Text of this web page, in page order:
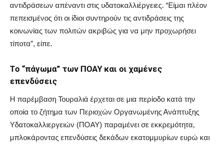
αντιδράσεων απέναντι στις υδατοκαλλιέργειες. “Είμαι πλέον
πεπεισμένος ότι οι ίδιοι συντηρούν τις αντιδράσεις της
κοινωνίας των πολιτών ακριβώς για να μην προχωρήσει
τίποτα”, είπε.
Το “πάγωμα” των ΠΟΑΥ και οι χαμένες
επενδύσεις
Η παρέμβαση Τουραλιά έρχεται σε μια περίοδο κατά την
οποία το ζήτημα των Περιοχών Οργανωμένης Ανάπτυξης
Υδατοκαλλιεργειών (ΠΟΑΥ) παραμένει σε εκκρεμότητα,
μπλοκάροντας επενδύσεις δεκάδων εκατομμυρίων ευρώ και